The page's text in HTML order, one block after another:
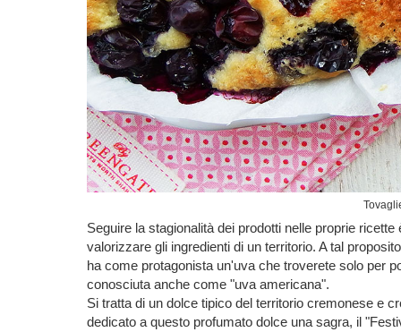
Seguire la stagionalità dei prodotti nelle proprie
valorizzare gli ingredienti di un territorio. A tal
ha come protagonista un'uva che troverete solo per
conosciuta anche come "uva americana".
Si tratta di un dolce tipico del territorio cremonese e
dedicato a questo profumato dolce una sagra, il